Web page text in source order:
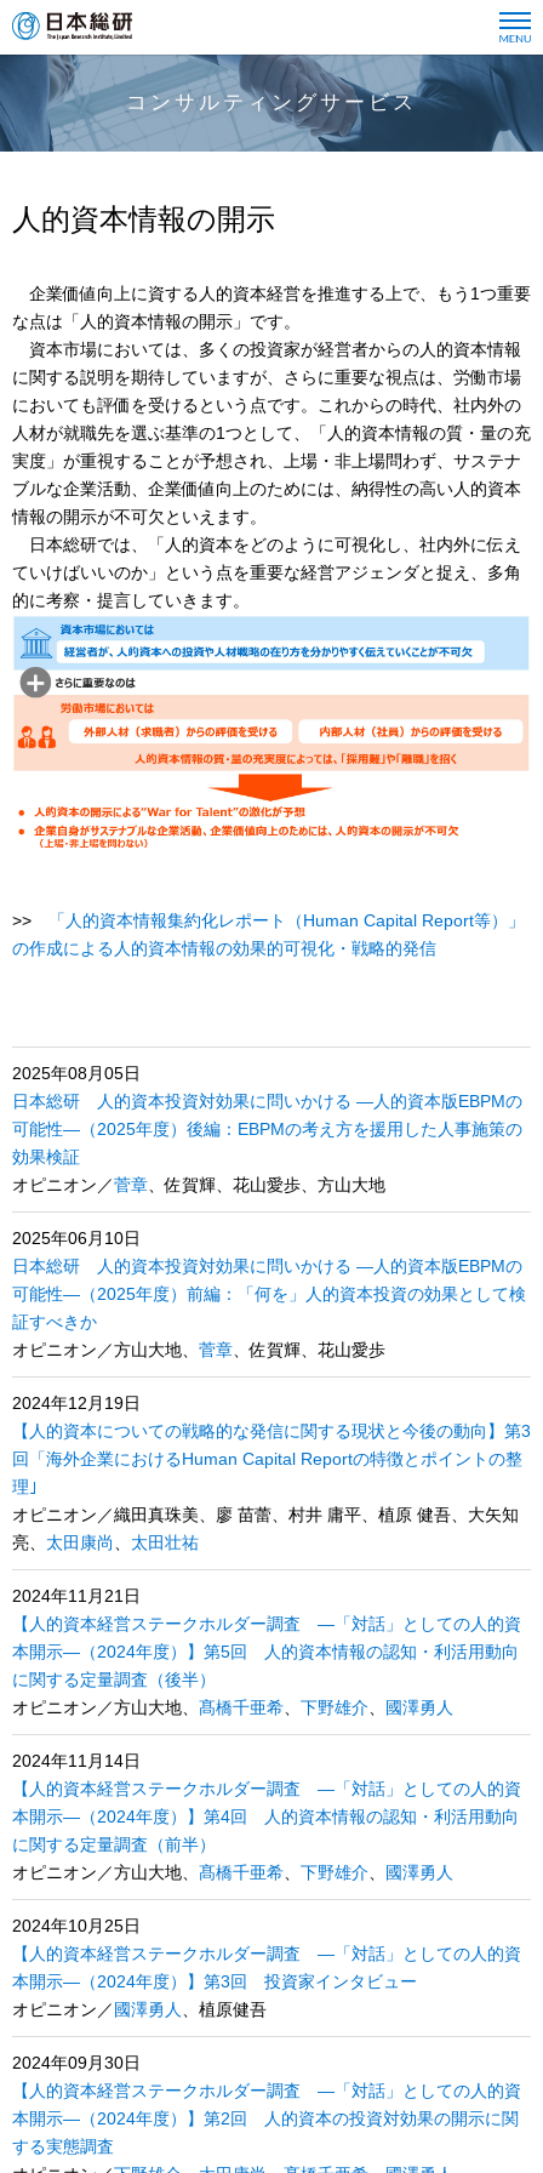
コンサルティングサービス
人的資本情報の開示
企業価値向上に資する人的資本経営を推進する上で、もう1つ重要
な点は「人的資本情報の開示」です。
資本市場においては、多くの投資家が経営者からの人的資本情報
に関する説明を期待していますが、さらに重要な視点は、労働市場
においても評価を受けるという点です。これからの時代、社内外の
人材が就職先を選ぶ基準の1つとして、「人的資本情報の質・量の充
実度」が重視することが予想され、上場・非上場問わず、サステナ
ブルな企業活動、企業価値向上のためには、納得性の高い人的資本
情報の開示が不可欠といえます。
日本総研では、「人的資本をどのように可視化し、社内外に伝え
ていけばいいのか」という点を重要な経営アジェンダと捉え、多角
的に考察・提言していきます。
>>
「人的資本情報集約化レポート（Human Capital Report等）」
の作成による人的資本情報の効果的可視化・戦略的発信
2025年08月05日
日本総研 人的資本投資対効果に問いかける ―人的資本版EBPMの
可能性―（2025年度）後編：EBPMの考え方を援用した人事施策の
効果検証
オピニオン／菅章 、佐賀輝、花山愛歩、方山大地
2025年06月10日
日本総研 人的資本投資対効果に問いかける ―人的資本版EBPMの
可能性―（2025年度）前編：「何を」人的資本投資の効果として検
証すべきか
オピニオン／方山大地、 菅章 、佐賀輝、花山愛歩
2024年12月19日
【人的資本についての戦略的な発信に関する現状と今後の動向】第3
回「海外企業におけるHuman Capital Reportの特徴とポイントの整
理｣
オピニオン／織田真珠美、廖 苗蕾、村井 庸平、植原 健吾、大矢知
亮、 太田康尚 太田壮祐
2024年11月21日
【人的資本経営ステークホルダー調査 ―「対話」としての人的資
本開示―（2024年度）】第5回 人的資本情報の認知・利活用動向
に関する定量調査（後半）
オピニオン／方山大地、 髙橋千亜希 下野雄介 國澤勇人
2024年11月14日
【人的資本経営ステークホルダー調査 ―「対話」としての人的資
本開示―（2024年度）】第4回 人的資本情報の認知・利活用動向
に関する定量調査（前半）
オピニオン／方山大地、 髙橋千亜希 下野雄介 國澤勇人
2024年10月25日
【人的資本経営ステークホルダー調査 ―「対話」としての人的資
本開示―（2024年度）】第3回 投資家インタビュー
オピニオン／國澤勇人 、植原健吾
2024年09月30日
【人的資本経営ステークホルダー調査 ―「対話」としての人的資
本開示―（2024年度）】第2回 人的資本の投資対効果の開示に関
する実態調査